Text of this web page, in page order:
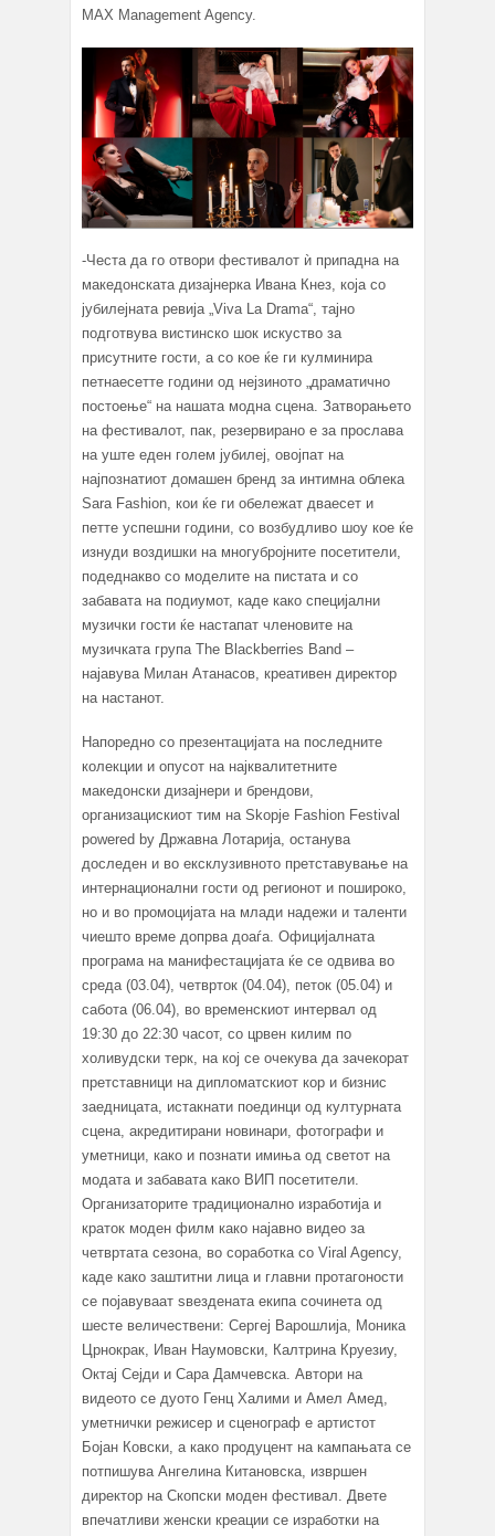
MAX Management Agency.
-Честа да го отвори фестивалот ѝ припадна на
македонската дизајнерка Ивана Кнез, која со
јубилејната ревија „Viva La Drama“, тајно
подготвува вистинско шок искуство за
присутните гости, а со кое ќе ги кулминира
петнаесетте години од нејзиното „драматично
постоење“ на нашата модна сцена. Затворањето
на фестивалот, пак, резервирано е за прослава
на уште еден голем јубилеј, овојпат на
најпознатиот домашен бренд за интимна облека
Sara Fashion, кои ќе ги обележат дваесет и
петте успешни години, со возбудливо шоу кое ќе
изнуди воздишки на многубројните посетители,
подеднакво со моделите на пистата и со
забавата на подиумот, каде како специјални
музички гости ќе настапат членовите на
музичката група The Blackberries Band –
најавува Милан Атанасов, креативен директор
на настанот.
Напоредно со презентацијата на последните
колекции и опусот на најквалитетните
македонски дизајнери и брендови,
организацискиот тим на Skopje Fashion Festival
powered by Државна Лотарија, останува
доследен и во ексклузивното претставување на
интернационални гости од регионот и пошироко,
но и во промоцијата на млади надежи и таленти
чиешто време допрва доаѓа. Официјалната
програма на манифестацијата ќе се одвива во
среда (03.04), четврток (04.04), петок (05.04) и
сабота (06.04), во временскиот интервал од
19:30 до 22:30 часот, со црвен килим по
холивудски терк, на кој се очекува да зачекорат
претставници на дипломатскиот кор и бизнис
заедницата, истакнати поединци од културната
сцена, акредитирани новинари, фотографи и
уметници, како и познати имиња од светот на
модата и забавата како ВИП посетители.
Организаторите традиционално изработија и
краток моден филм како најавно видео за
четвртата сезона, во соработка со Viral Agency,
каде како заштитни лица и главни протагоности
се појавуваат ѕвездената екипа сочинета од
шесте величествени: Сергеј Варошлија, Моника
Црнокрак, Иван Наумовски, Калтрина Круезиу,
Октај Сејди и Сара Дамчевска. Автори на
видеото се дуото Генц Халими и Амел Амед,
уметнички режисер и сценограф е артистот
Бојан Ковски, а како продуцент на кампањата се
потпишува Ангелина Китановска, извршен
директор на Скопски моден фестивал. Двете
впечатливи женски креации се изработки на